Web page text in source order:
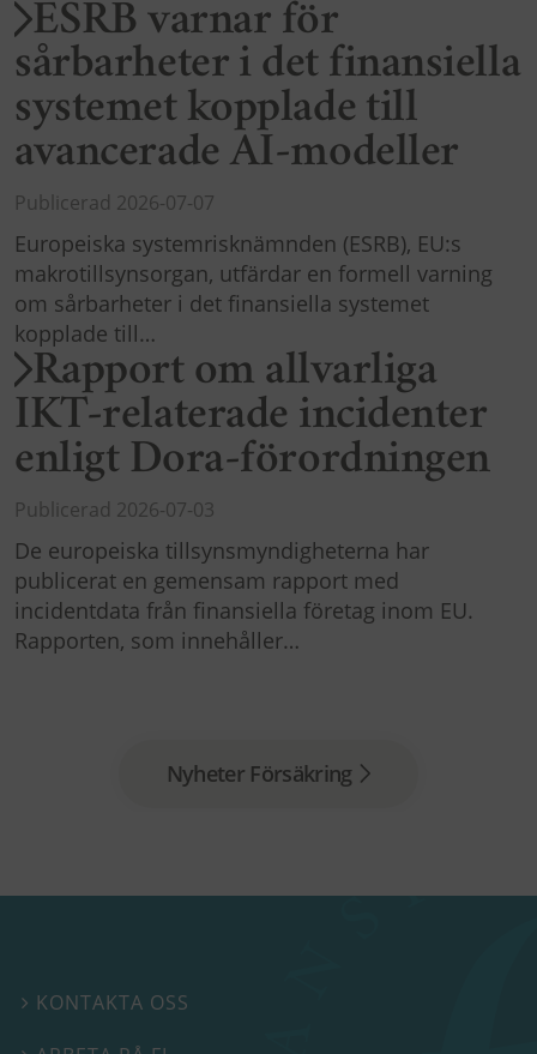
ESRB varnar för
sårbarheter i det finansiella
systemet kopplade till
avancerade AI-modeller
Publicerad 2026-07-07
Europeiska systemrisknämnden (ESRB), EU:s
makrotillsynsorgan, utfärdar en formell varning
om sårbarheter i det finansiella systemet
kopplade till…
Rapport om allvarliga
IKT-relaterade incidenter
enligt Dora-förordningen
Publicerad 2026-07-03
De europeiska tillsynsmyndigheterna har
publicerat en gemensam rapport med
incidentdata från finansiella företag inom EU.
Rapporten, som innehåller…
Nyheter Försäkring
 KONTAKTA OSS